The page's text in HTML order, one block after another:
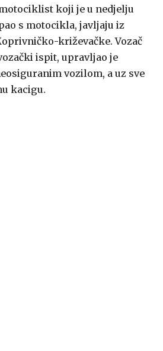
koji je u nedjelju
s motocikla, javljaju iz
križevačke. Vozač
ispit, upravljao je
vozilom, a uz sve
kacigu.